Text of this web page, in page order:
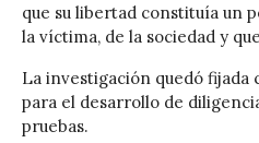
que su libertad constituía un
la víctima, de la sociedad y
La investigación quedó fijada
para el desarrollo de
pruebas.